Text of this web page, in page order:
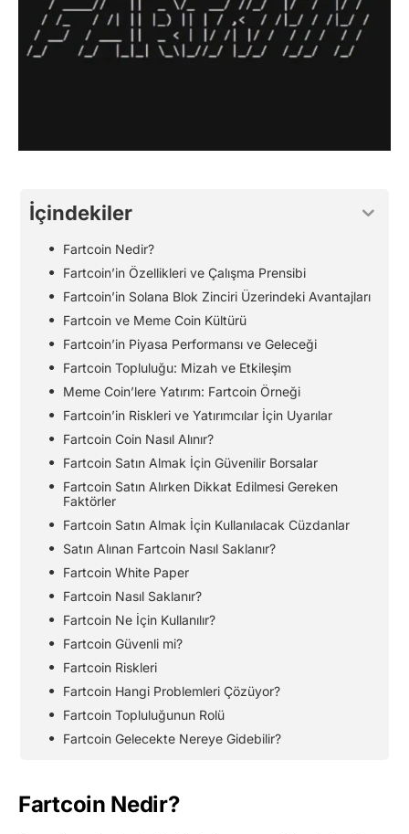
İçindekiler
Fartcoin Nedir?
Fartcoin’in Özellikleri ve Çalışma Prensibi
Fartcoin’in Solana Blok Zinciri Üzerindeki Avantajları
Fartcoin ve Meme Coin Kültürü
Fartcoin’in Piyasa Performansı ve Geleceği
Fartcoin Topluluğu: Mizah ve Etkileşim
Meme Coin’lere Yatırım: Fartcoin Örneği
Fartcoin’in Riskleri ve Yatırımcılar İçin Uyarılar
Fartcoin Coin Nasıl Alınır?
Fartcoin Satın Almak İçin Güvenilir Borsalar
Fartcoin Satın Alırken Dikkat Edilmesi Gereken
Faktörler
Fartcoin Satın Almak İçin Kullanılacak Cüzdanlar
Satın Alınan Fartcoin Nasıl Saklanır?
Fartcoin White Paper
Fartcoin Nasıl Saklanır?
Fartcoin Ne İçin Kullanılır?
Fartcoin Güvenli mi?
Fartcoin Riskleri
Fartcoin Hangi Problemleri Çözüyor?
Fartcoin Topluluğunun Rolü
Fartcoin Gelecekte Nereye Gidebilir?
Fartcoin Nedir?